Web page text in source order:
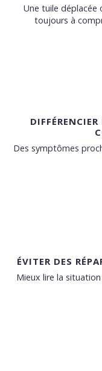
Une tuile déplacée
toujours à
Des symptômes
ÉVITER DES
Mieux lire la